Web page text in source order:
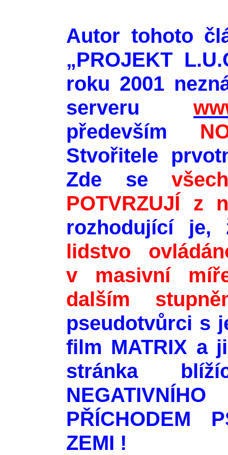
Autor tohoto
„PROJEKT
roku 2001
serveru
především
Stvořitele
Zde se
POTVRZUJÍ z
rozhodující
lidstvo
v masivní
dalším
pseudotvůrci s
film MATRIX a
stránka
PŘÍCHODEM
ZEMI !